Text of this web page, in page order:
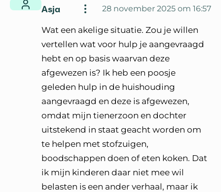
Asja 28 november 2025 om 16:57
Wat een akelige situatie. Zou je willen
vertellen wat voor hulp je aangevraagd
hebt en op basis waarvan deze
afgewezen is? Ik heb een poosje
geleden hulp in de huishouding
aangevraagd en deze is afgewezen,
omdat mijn tienerzoon en dochter
uitstekend in staat geacht worden om
te helpen met stofzuigen,
boodschappen doen of eten koken. Dat
ik mijn kinderen daar niet mee wil
belasten is een ander verhaal, maar ik